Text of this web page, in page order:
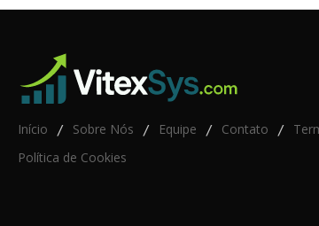
Início / Sobre Nós / Equipe / Contato /
Política de Cookies